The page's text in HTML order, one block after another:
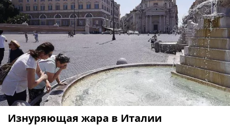
Изнуряющая жара в Италии